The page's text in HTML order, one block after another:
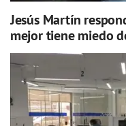
Jesús Martín
mejor tiene miedo